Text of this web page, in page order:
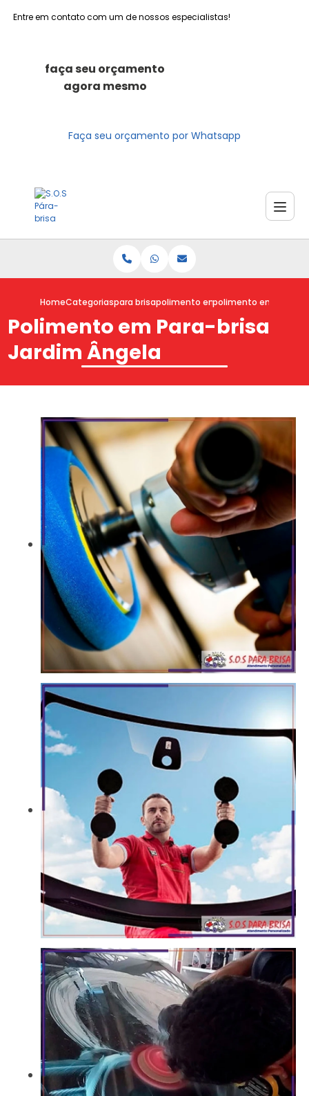
Entre em contato com um de nossos especialistas!
faça seu orçamento
agora mesmo
Faça seu orçamento por Whatsapp
HomeCategoriaspara brisapolimento em para brisa
polimento em para
Polimento em Para-brisa
Jardim Ângela